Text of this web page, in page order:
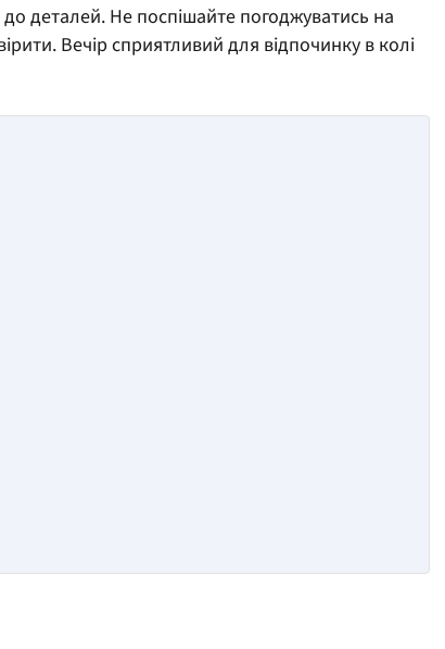
деталей. Не поспішайте погоджуватись на
Вечір сприятливий для відпочинку в колі